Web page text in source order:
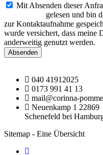
Mit Absenden dieser
gelesen und bin
zur Kontaktaufnahme
wurde versichert, dass meine
anderweitig genutzt werden.
Absenden
040 41912025
0173 991 41 13
mail@corinna-
Neuenkamp 1 22869
Schenefeld bei
Sitemap - Eine Übersicht